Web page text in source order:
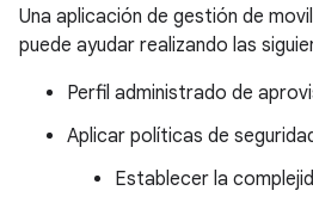
Una aplicación de gestión de
puede ayudar realizando las
Perfil administrado de
Aplicar políticas de
Establecer la